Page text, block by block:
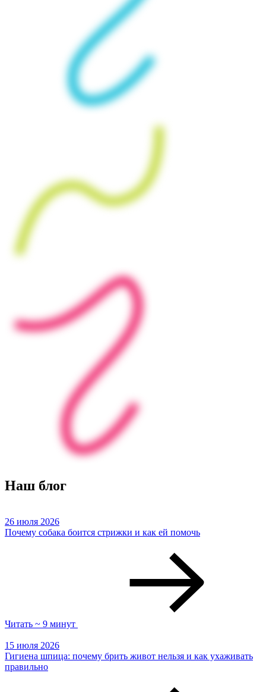
Наш блог
26 июля 2026
Почему собака боится стрижки и как ей помочь
Читать ~ 9 минут
15 июля 2026
Гигиена шпица: почему брить живот нельзя и как ухаживать
правильно